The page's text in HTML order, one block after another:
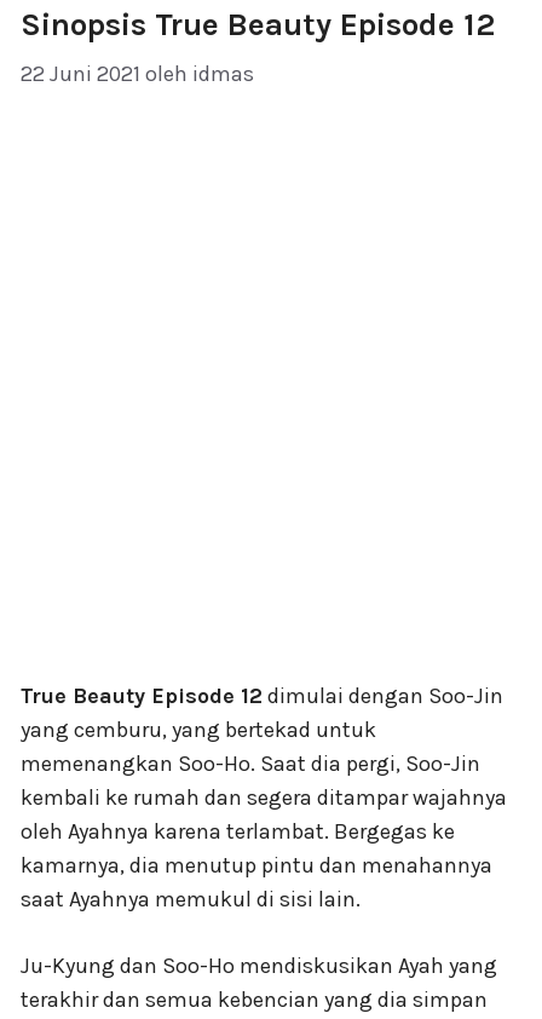
Sinopsis True Beauty Episode 12
22 Juni 2021 oleh idmas
True Beauty Episode 12 dimulai dengan Soo-Jin
yang cemburu, yang bertekad untuk
memenangkan Soo-Ho. Saat dia pergi, Soo-Jin
kembali ke rumah dan segera ditampar wajahnya
oleh Ayahnya karena terlambat. Bergegas ke
kamarnya, dia menutup pintu dan menahannya
saat Ayahnya memukul di sisi lain.
Ju-Kyung dan Soo-Ho mendiskusikan Ayah yang
terakhir dan semua kebencian yang dia simpan